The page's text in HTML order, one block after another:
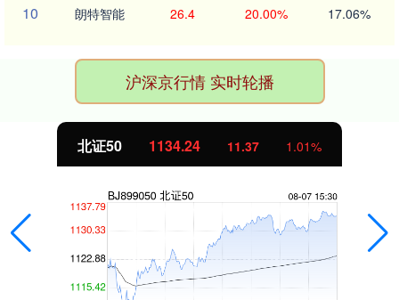
10 朗特智能 26.4 20.00% 17.06%
沪深京行情 实时轮播
北证50 1134.24 11.37 1.01%